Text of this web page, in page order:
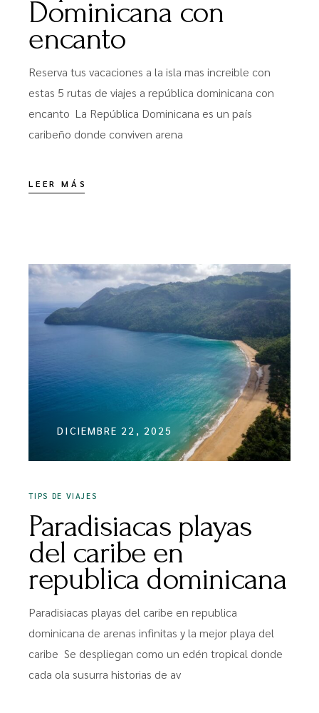
Dominicana con
encanto
Reserva tus vacaciones a la isla mas increible con
estas 5 rutas de viajes a república dominicana con
encanto La República Dominicana es un país
caribeño donde conviven arena
LEER MÁS
DICIEMBRE 22, 2025
TIPS DE VIAJES
Paradisiacas playas
del caribe en
republica dominicana
Paradisiacas playas del caribe en republica
dominicana de arenas infinitas y la mejor playa del
caribe Se despliegan como un edén tropical donde
cada ola susurra historias de av